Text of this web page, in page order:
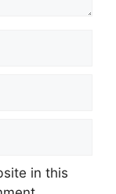
in this